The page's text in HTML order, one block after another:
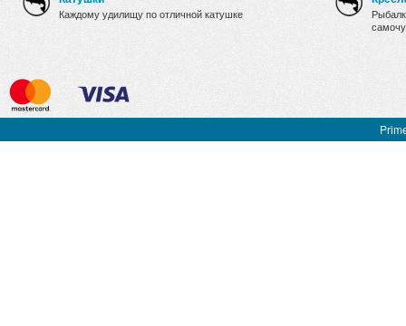
Каждому удилищу по отличной катушке